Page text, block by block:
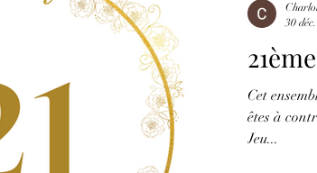
Cet
êtes à
Jeu...
30